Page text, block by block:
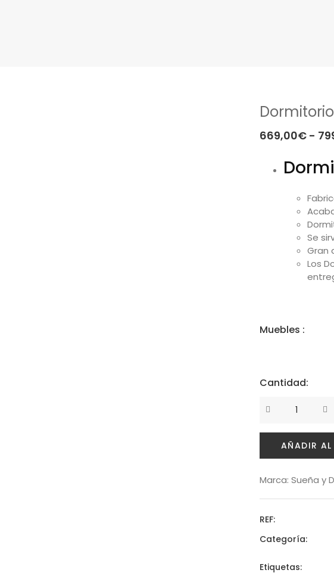
669,00€ -
Se
Gran
Los
Muebles :
Cantidad:
Cantidad
AÑADIR
Marca: Sueña y
REF:
Categoría:
Etiquetas: